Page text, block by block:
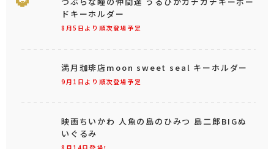
8月5日より順次登場予定
ドキーホルダー
9月1日より順次登場予定
満月珈琲店moon sweet seal キーホルダー
映画ちいかわ 人魚の島のひみつ 島二郎BIGぬ
いぐるみ